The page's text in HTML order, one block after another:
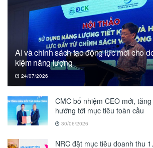
AI và chính sách tạo động lực mới cho
kiệm năng lượng
24/07/2026
CMC bổ nhiệm CEO mới,
hướng tới mục tiêu toàn cầu
30/06/2026
NRC đặt mục tiêu doanh thu